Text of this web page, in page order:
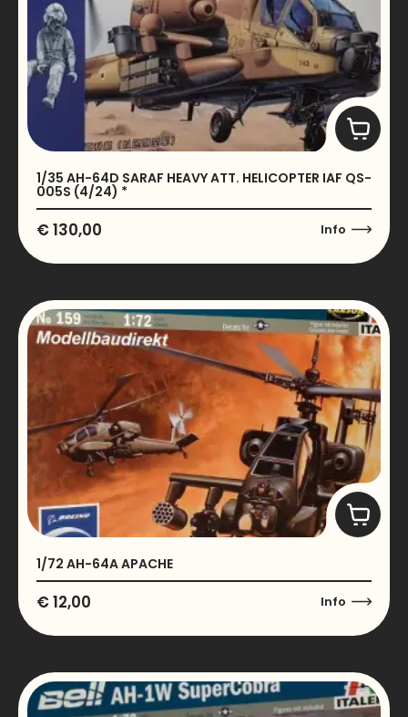
1/35 AH-64D SARAF HEAVY ATT. HELICOPTER IAF QS-
005S (4/24) *
€130,00 Info
1/72 AH-64A APACHE
€12,00 Info